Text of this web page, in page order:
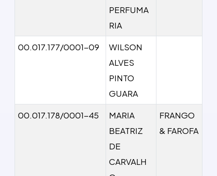
PERFUMA
RIA
00.017.177/0001-09
WILSON
ALVES
PINTO
GUARA
00.017.178/0001-45
MARIA
BEATRIZ
DE
CARVALH
FRANGO
& FAROFA